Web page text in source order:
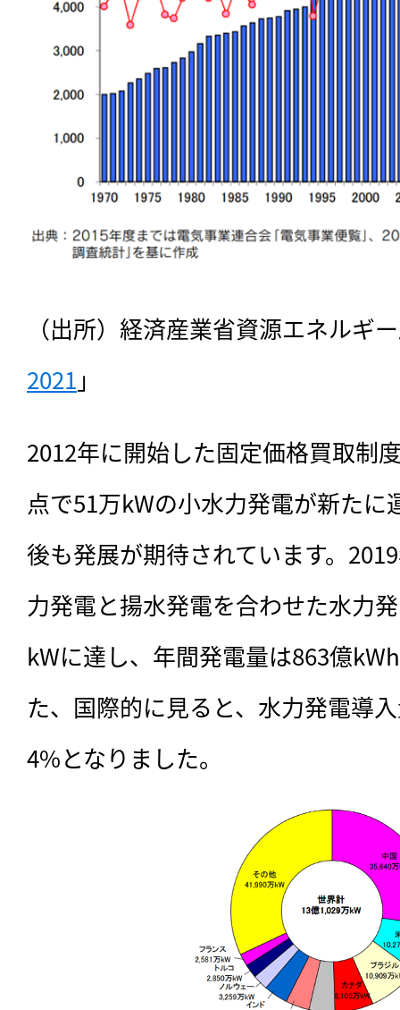
（出所）経済産業省資源エネルギ
2021 」
2012年に開始した固定価格買取制
点で51万kWの小水力発電が新たに
後も発展が期待されています。
力発電と揚水発電を合わせた水力
kWに達し、年間発電量は863億
た、国際的に見ると、水力発電導
4%となりました。